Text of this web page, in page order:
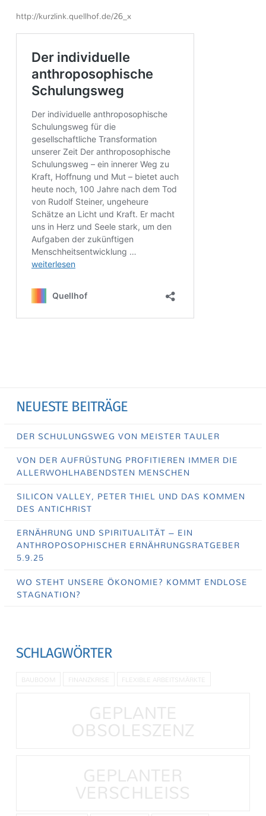
http://kurzlink.quellhof.de/26_x
NEUESTE BEITRÄGE
DER SCHULUNGSWEG VON MEISTER TAULER
VON DER AUFRÜSTUNG PROFITIEREN IMMER DIE
ALLERWOHLHABENDSTEN MENSCHEN
SILICON VALLEY, PETER THIEL UND DAS KOMMEN
DES ANTICHRIST
ERNÄHRUNG UND SPIRITUALITÄT – EIN
ANTHROPOSOPHISCHER ERNÄHRUNGSRATGEBER
5.9.25
WO STEHT UNSERE ÖKONOMIE? KOMMT ENDLOSE
STAGNATION?
SCHLAGWÖRTER
BAUBOOM FINANZKRISE FLEXIBLE ARBEITSMÄRKTE
GEPLANTE
OBSOLESZENZ
GEPLANTER
VERSCHLEISS